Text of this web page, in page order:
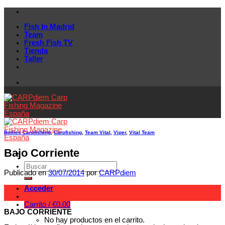
Skip
contentFish In Madrid
Team
Fresh Fish TV
Tienda
Taller
Acceder
Carrito / €0.00
No hay productos en el carrito.
Boilies Carpfishing,Carpfishing Team Vital Viper, Vital Team
Bajo Corriente
Publicado en30/07/2014porCARPdiem
BAJO CORRIENTE